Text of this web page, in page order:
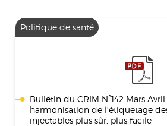
Politique de santé
Bulletin du CRIM N°142 Mars
harmonisation de l'étiquetage
injectables plus sûr, plus facile